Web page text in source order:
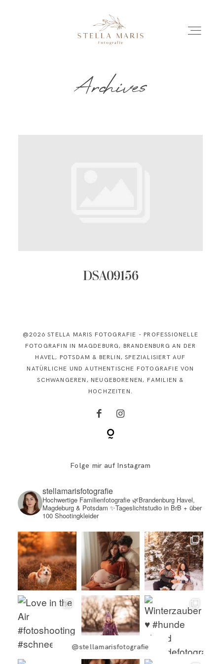
EINBLICKE
Archives
DSA09156
@2026 STELLA MARIS FOTOGRAFIE - PROFESSIONELLE
FOTOGRAFIN IN MAGDEBURG, BRANDENBURG AN DER
HAVEL, POTSDAM & BERLIN, SPEZIALISIERT AUF
NATÜRLICHE UND AUTHENTISCHE FOTOGRAFIE VON
SCHWANGEREN, NEUGEBORENEN, FAMILIEN &
HOCHZEITEN.
Folge mir auf Instagram
@stellamarisfotografie
stellamarisfotografie
Hochwertige Familienfotografie🌿Brandenburg Havel,
Magdeburg & Potsdam ✨Tageslichtstudio in BrB + über
100 Shootingkleider